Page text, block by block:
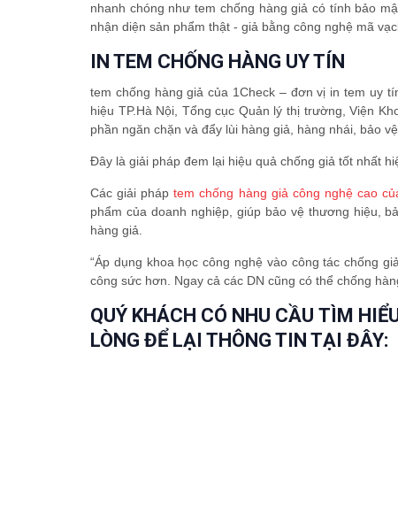
nhanh chóng như tem chống hàng giả có tính bảo
nhận diện sản phẩm thật - giả bằng công nghệ mã
IN TEM CHỐNG HÀNG UY TÍN
tem chống hàng giả của 1Check – đơn vị in tem uy
hiệu TP.Hà Nội, Tổng cục Quản lý thị trường, Viện
phần ngăn chặn và đẩy lùi hàng giả, hàng nhái, bảo
Đây là giải pháp đem lại hiệu quả chống giả tốt nhất
Các giải pháptem chống hàng giả công nghệ cao
phẩm của doanh nghiệp, giúp bảo vệ thương hiệu,
hàng giả.
“Áp dụng khoa học công nghệ vào công tác chống
công sức hơn. Ngay cả các DN cũng có thể chống
QUÝ KHÁCH CÓ NHU CẦU TÌM
LÒNG ĐỂ LẠI THÔNG TIN TẠI ĐÂY: